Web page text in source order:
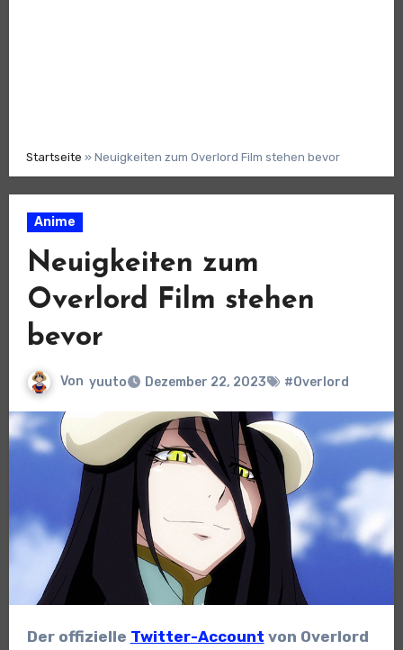
Startseite » Neuigkeiten zum Overlord Film stehen bevor
Anime
Neuigkeiten zum
Overlord Film stehen
bevor
Von yuuto Dezember 22, 2023 #Overlord
Der offizielle Twitter-Account von Overlord